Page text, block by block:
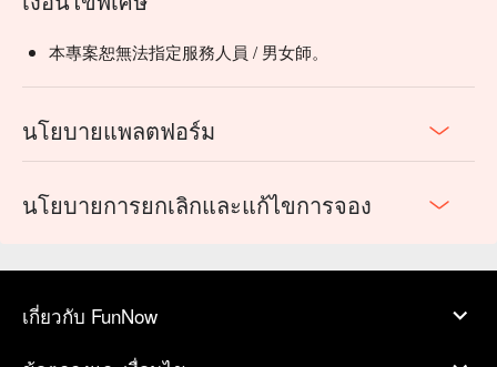
本專案恕無法指定服務人員 / 男女師。
นโยบายแพลตฟอร์ม
นโยบายการยกเลิกและแก้ไขการจอง
เกี่ยวกับ FunNow